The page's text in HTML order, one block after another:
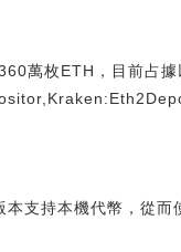
萬枚ETH，目前占據
支持本機代幣，從而